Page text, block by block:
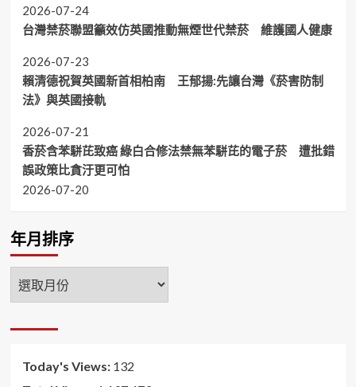
2026-07-24
台灣禁菸聯盟籲效仿英國推動無煙世代禁菸 維護國人健康
2026-07-23
賴清德祝賀英國新首相柏南 王郁揚:先讓台灣《菸害防制
法》與英國接軌
2026-07-21
香菸含苯駢芘致癌 綠白合修法禁無苯駢芘的電子菸 遭批錯
誤政策比貪汙更可怕
2026-07-20
年月排序
年
月
序
Today's Views: 132